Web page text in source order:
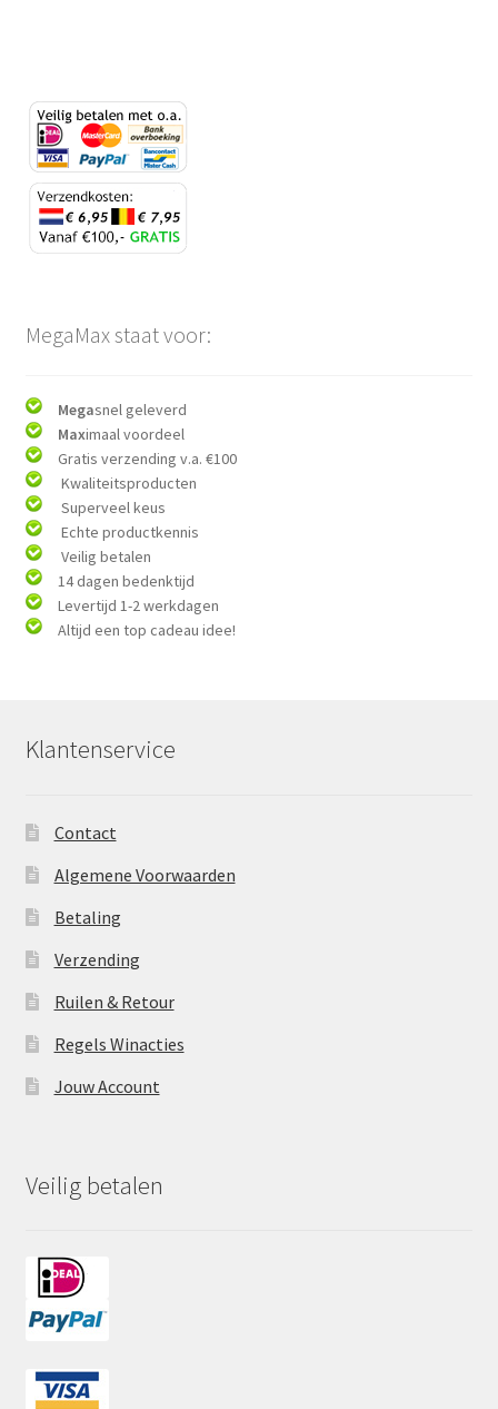
MegaMax staat voor:
Megasnel geleverd
Maximaal voordeel
Gratis verzending v.a. €100
Kwaliteitsproducten
Superveel keus
Echte productkennis
Veilig betalen
14 dagen bedenktijd
Levertijd 1-2 werkdagen
Altijd een top cadeau idee!
Klantenservice
Contact
Algemene Voorwaarden
Betaling
Verzending
Ruilen & Retour
Regels Winacties
Jouw Account
Veilig betalen